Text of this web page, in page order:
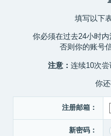
填写以下
你必须在过去24小时
否则你的账号
注意： 连续10次
你
注册邮箱：
新密码：